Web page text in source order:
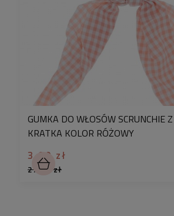
GUMKA DO WŁOSÓW SCRUNCHIE
KRATKA KOLOR RÓŻOWY
3,90 zł
27,90 zł